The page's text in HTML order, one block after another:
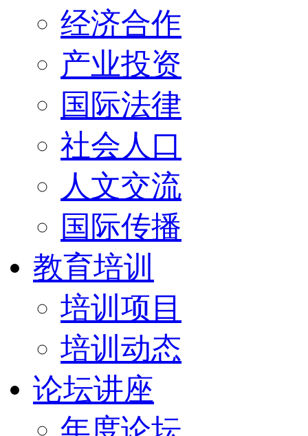
经济合作
产业投资
国际法律
社会人口
人文交流
国际传播
教育培训
培训项目
培训动态
论坛讲座